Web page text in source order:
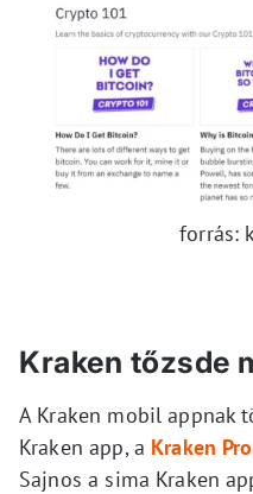
forrás:
Kraken tőzsde
A Kraken mobil appnak
Kraken app, a Kraken Pro
Sajnos a sima Kraken